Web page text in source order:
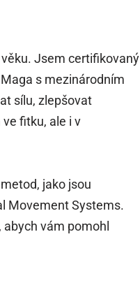
Jsem certifikovaný
s mezinárodním
sílu, zlepšovat
fitku, ale i v
jako jsou
Movement Systems.
vám pomohl